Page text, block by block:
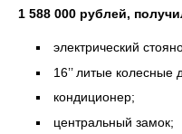
1 588 000 рублей,
электрический
16’’ литые колесные
кондиционер;
центральный замок;